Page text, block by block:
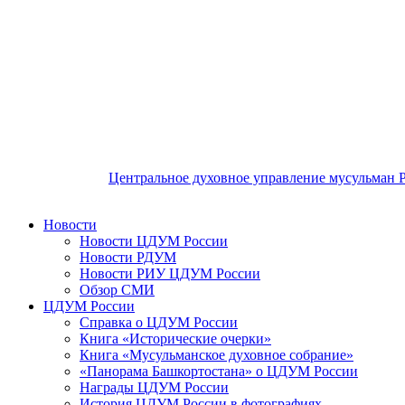
Центральное духовное управление мусульман
Новости
Новости ЦДУМ России
Новости РДУМ
Новости РИУ ЦДУМ России
Обзор СМИ
ЦДУМ России
Справка о ЦДУМ России
Книга «Исторические очерки»
Книга «Мусульманское духовное собрание»
«Панорама Башкортостана» о ЦДУМ России
Награды ЦДУМ России